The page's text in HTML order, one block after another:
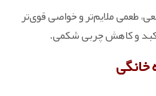
طعمی ملایم‌تر و خواصی قوی‌تر
کبد و کاهش چربی شکمی.
خانگی